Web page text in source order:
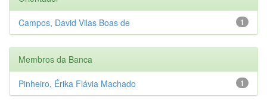
1
Campos, David Vilas Boas de
Membros da Banca
1
Pinheiro, Érika Flávia Machado